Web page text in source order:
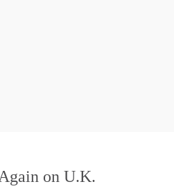
on U.K.